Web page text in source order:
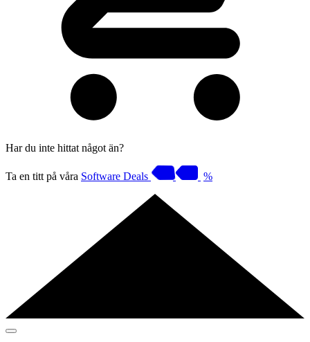
Har du inte hittat något än?
Ta en titt på våra Software Deals %